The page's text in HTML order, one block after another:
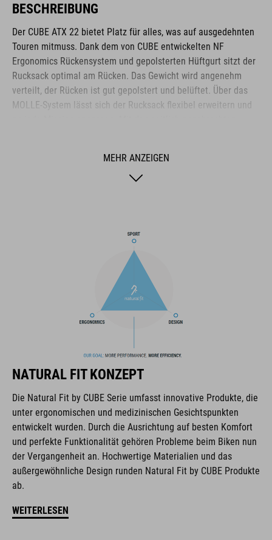
BESCHREIBUNG
Der CUBE ATX 22 bietet Platz für alles, was auf ausgedehnten
Touren mitmuss. Dank dem von CUBE entwickelten NF
Ergonomics Rückensystem und gepolsterten Hüftgurt sitzt der
Rucksack optimal am Rücken. Das Gewicht wird angenehm
verteilt, der Rücken ist gut gepolstert und belüftet. Über das
MOLLE-System lässt sich der Rucksack flexibel erweitern und
Fächeraufteilung, extra Werkzeugfach und Smartphone-
Seitenfach sind die wichtigsten Gegenstände schnell
Die Marke CUBE steht für innovative und qualitativ
orientieren. Durch die enge Zusammenarbeit der Designer in
perfekt aufeinander abgestimmt und generieren die beste
Kombination aus Design, Technik und Usability.
FEATURES
trinkblasenkompatibel
MOLLE-System
Zippertasche im Haupftfach
MEHR ANZEIGEN
NATURAL FIT KONZEPT
Die Natural Fit by CUBE Serie umfasst innovative Produkte, die
unter ergonomischen und medizinischen Gesichtspunkten
entwickelt wurden. Durch die Ausrichtung auf besten Komfort
und perfekte Funktionalität gehören Probleme beim Biken nun
der Vergangenheit an. Hochwertige Materialien und das
außergewöhnliche Design runden Natural Fit by CUBE Produkte
ab.
WEITERLESEN